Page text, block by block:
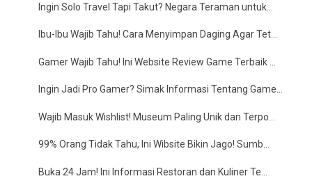
Ingin Solo Travel Tapi Takut? Negara Teraman untuk...
Ibu-Ibu Wajib Tahu! Cara Menyimpan Daging Agar Tet...
Gamer Wajib Tahu! Ini Website Review Game Terbaik ...
Ingin Jadi Pro Gamer? Simak Informasi Tentang Game...
Wajib Masuk Wishlist! Museum Paling Unik dan Terpo...
99% Orang Tidak Tahu, Ini Wibsite Bikin Jago! Sumb...
Buka 24 Jam! Ini Informasi Restoran dan Kuliner Te...